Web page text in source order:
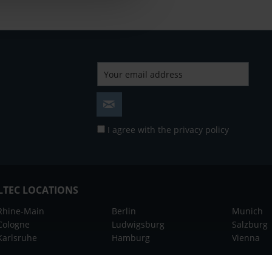
I agree with the privacy policy
LOCATIONS
Main
Berlin
Ludwigsburg
Hamburg
Munich
Salzburg
Vienna